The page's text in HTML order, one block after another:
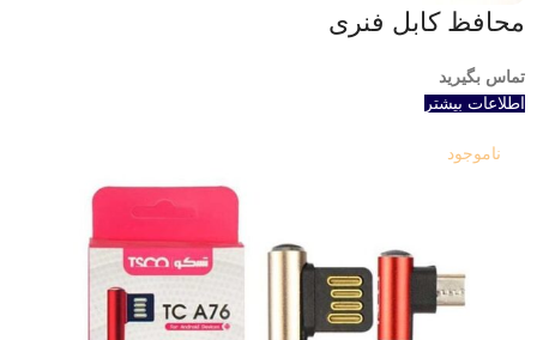
محافظ کابل فنری
تماس بگیرید
اطلاعات بیشتر
ناموجود